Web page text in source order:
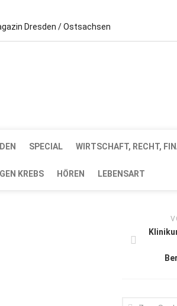
Dresden / Ostsachsen
SPECIAL WIRTSCHAFT, RECHT,
KREBS HÖREN LEBENSART